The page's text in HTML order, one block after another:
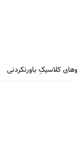
کلاسیکِ باورنکردنی